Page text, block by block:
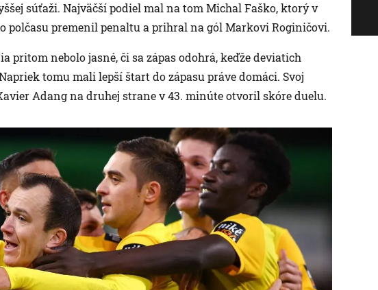
súťaži. Najväčší podiel mal na tom Michal Faško, ktorý v
polčasu premenil penaltu a prihral na gól Markovi Roginičovi.
pritom nebolo jasné, či sa zápas odohrá, keďže deviatich
tomu mali lepší štart do zápasu práve domáci. Svoj
Adang na druhej strane v 43. minúte otvoril skóre duelu.